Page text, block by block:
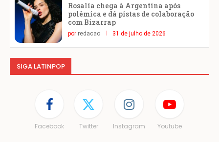
Rosalía chega à Argentina após
polêmica e dá pistas de colaboração
com Bizarrap
por redacao 31 de julho de 2026
SIGA LATINPOP
Facebook Twitter Instagram Youtube